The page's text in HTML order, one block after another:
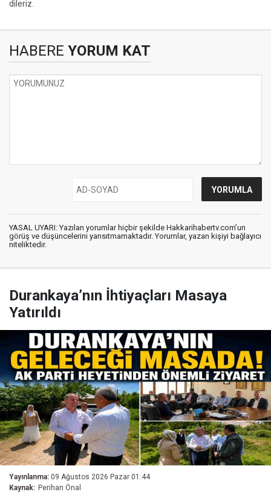
dileriz.
HABERE YORUM KAT
YASAL UYARI: Yazılan yorumlar hiçbir şekilde Hakkarihabertv.com’un
görüş ve düşüncelerini yansıtmamaktadır. Yorumlar, yazan kişiyi bağlayıcı
niteliktedir.
Durankaya’nın İhtiyaçları Masaya
Yatırıldı
Yayınlanma: 09 Ağustos 2026 Pazar 01:44
Kaynak: Perihan Önal